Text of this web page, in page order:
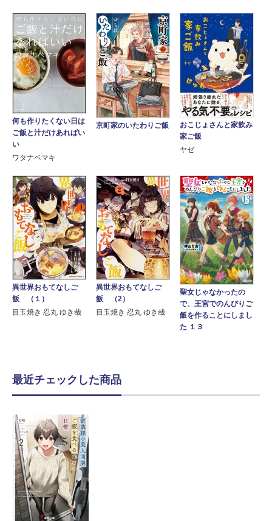
何も作りたくない日は
ご飯と汁だけあればい
い
ワタナベマキ
京町家のいたわりご飯
おこじょさんと家飲み
家ご飯
ヤゼ
異世界おもてなしご
飯 （１）
目玉焼き 忍丸 ゆき哉
異世界おもてなしご
飯 （2）
目玉焼き 忍丸 ゆき哉
聖女じゃなかったの
で、王宮でのんびりご
飯を作ることにしまし
た １３
最近チェックした商品